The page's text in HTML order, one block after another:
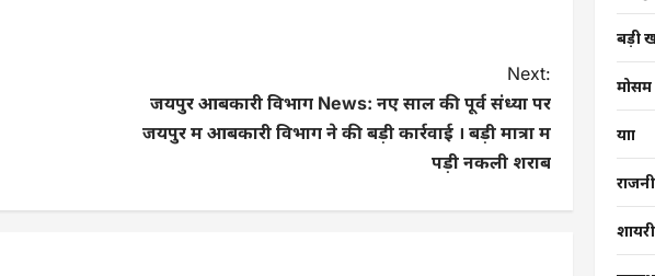
Next:
जयपुर आबकारी विभाग News: नए साल की पूर्व संध्या पर
जयपुर में आबकारी विभाग ने की बड़ी कार्रवाई । बड़ी मात्रा में
पड़ी नकली शराब
बड़ी
मोसम
यात्रा
शायरी